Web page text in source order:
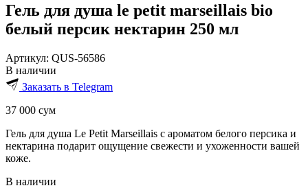
Гель для душа le petit marseillais bio
белый персик нектарин 250 мл
Артикул: QUS-56586
В наличии
Заказать в Telegram
37 000 сум
Гель для душа Le Petit Marseillais с ароматом белого персика и
нектарина подарит ощущение свежести и ухоженности вашей
коже.
В наличии